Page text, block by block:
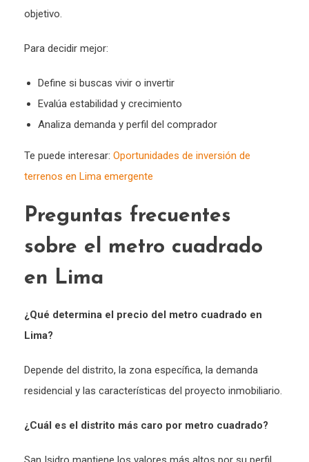
objetivo.
Para decidir mejor:
Define si buscas vivir o invertir
Evalúa estabilidad y crecimiento
Analiza demanda y perfil del comprador
Te puede interesar: Oportunidades de inversión de
terrenos en Lima emergente
Preguntas frecuentes
sobre el metro cuadrado
en Lima
¿ Qué determina el precio del metro cuadrado en
Lima?
Depende del distrito, la zona específica, la demanda
residencial y las características del proyecto inmobiliario.
¿ Cuál es el distrito más caro por metro cuadrado?